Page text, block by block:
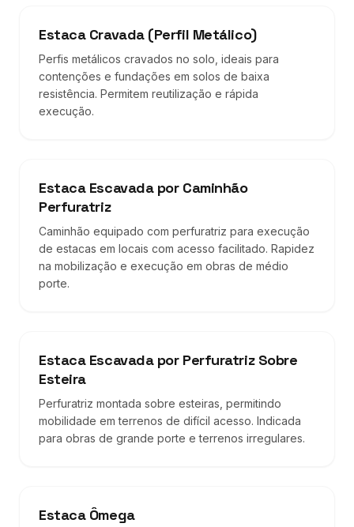
Estaca Cravada (Perfil Metálico)
Perfis metálicos cravados no solo, ideais para
contenções e fundações em solos de baixa
resistência. Permitem reutilização e rápida
execução.
Estaca Escavada por Caminhão
Perfuratriz
Caminhão equipado com perfuratriz para execução
de estacas em locais com acesso facilitado. Rapidez
na mobilização e execução em obras de médio
porte.
Estaca Escavada por Perfuratriz Sobre
Esteira
Perfuratriz montada sobre esteiras, permitindo
mobilidade em terrenos de difícil acesso. Indicada
para obras de grande porte e terrenos irregulares.
Estaca Ômega